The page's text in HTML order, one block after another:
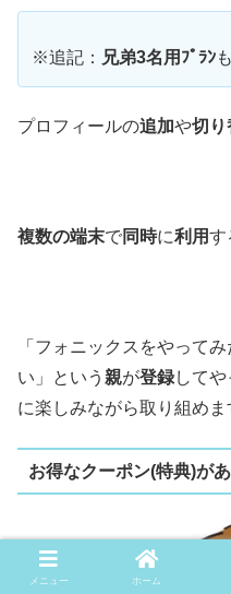
※追記： 兄弟3名用ﾌﾟﾗﾝ
プロフィールの追加や切り
複数の端末で同時に利用す
「フォニックスをやって
い」という 親が登録して
に楽しみながら取り組めま
お得なクーポン(特典)が
メニュー ホーム